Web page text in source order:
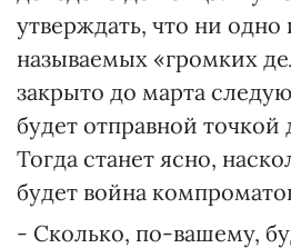
утверждать, что ни одно
называемых «громких
закрыто до марта
будет отправной точкой
Тогда станет ясно,
будет война
- Сколько, по-вашему,